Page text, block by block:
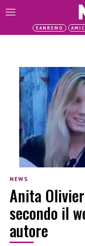
SANREMO
NEWS
Anita
secondo il
autore